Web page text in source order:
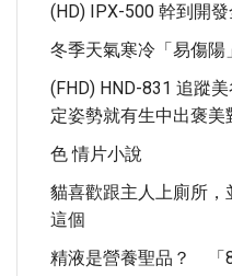
(HD) IPX-500 幹到開
冬季天氣寒冷「易傷
(FHD) HND-831 追蹤
定姿勢就有生中出褒美
色 情片小說
貓喜歡跟主人上廁所
這個
精液是營養聖品？ 「